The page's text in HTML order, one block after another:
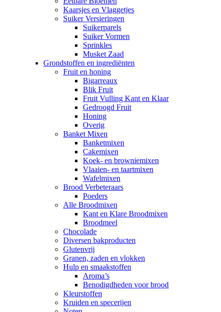
Kaarsjes en Vlaggetjes
Suiker Versieringen
Suikerparels
Suiker Vormen
Sprinkles
Musket Zaad
Grondstoffen en ingrediënten
Fruit en honing
Bigarreaux
Blik Fruit
Fruit Vulling Kant en Klaar
Gedroogd Fruit
Honing
Overig
Banket Mixen
Banketmixen
Cakemixen
Koek- en browniemixen
Vlaaien- en taartmixen
Wafelmixen
Brood Verbeteraars
Poeders
Alle Broodmixen
Kant en Klare Broodmixen
Broodmeel
Chocolade
Diversen bakproducten
Glutenvrij
Granen, zaden en vlokken
Hulp en smaakstoffen
Aroma’s
Benodigdheden voor brood
Kleurstoffen
Kruiden en specerijen